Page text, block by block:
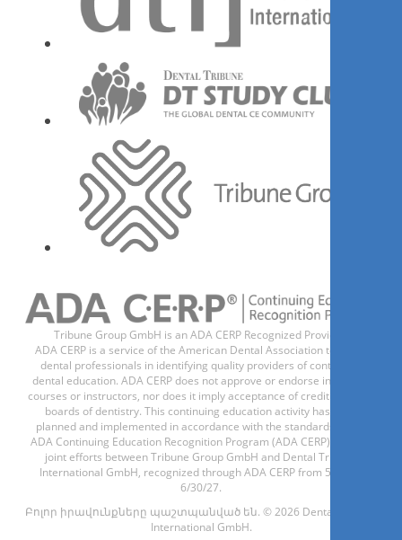
Efficience digitale : Digital
efficiency
Գրանցվիր հիմա
CE
Scanning, designing and
treatment workflow in modern
implantology
Tribune Group GmbH is an ADA CERP Recognized Provider.
ADA CERP is a service of the American Dental Association to assist
dental professionals in identifying quality providers of continuing
dental education. ADA CERP does not approve or endorse individual
courses or instructors, nor does it imply acceptance of credit hours by
boards of dentistry. This continuing education activity has been
planned and implemented in accordance with the standards of the
ADA Continuing Education Recognition Program (ADA CERP) through
joint efforts between Tribune Group GmbH and Dental Tribune
International GmbH, recognized through ADA CERP from 5/1/24 -
6/30/27.
Բոլոր իրավունքները պաշտպանված են. © 2026 Dental Tribune
International GmbH.